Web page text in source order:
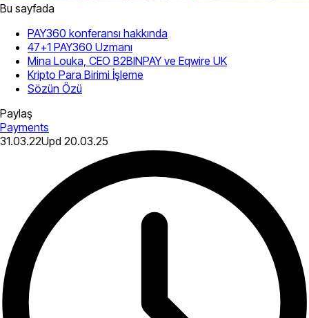
Bu sayfada
PAY360 konferansı hakkında
47+1 PAY360 Uzmanı
Mina Louka, CEO B2BINPAY ve Eqwire UK
Kripto Para Birimi İşleme
Sözün Özü
Paylaş
Payments
31.03.22Upd 20.03.25